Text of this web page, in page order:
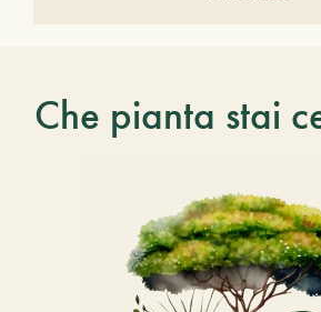
Che pianta stai